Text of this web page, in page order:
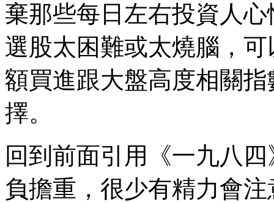
棄那些每日左右投資人
選股太困難或太燒腦，
額買進跟大盤高度相關
擇。
回到前面引用《一九八
負擔重，很少有精力會